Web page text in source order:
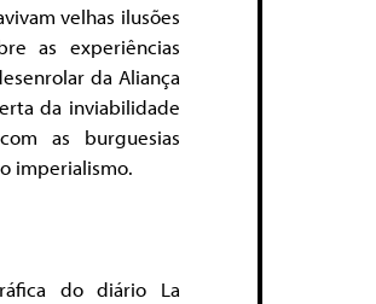
velhas ilusões
as experiências
da Aliança
da inviabilidade
as burguesias
imperialismo.
do diário La